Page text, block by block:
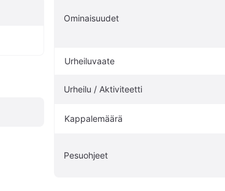
Ominaisuudet
Urheiluvaate
Urheilu / Aktiviteetti
Kappalemäärä
Pesuohjeet